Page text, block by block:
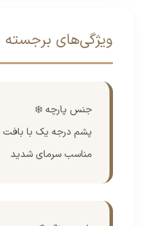
ویژگی‌های برجسته
جنس پارچه ❄️
پشم درجه یک با
مناسب سرمای شدید